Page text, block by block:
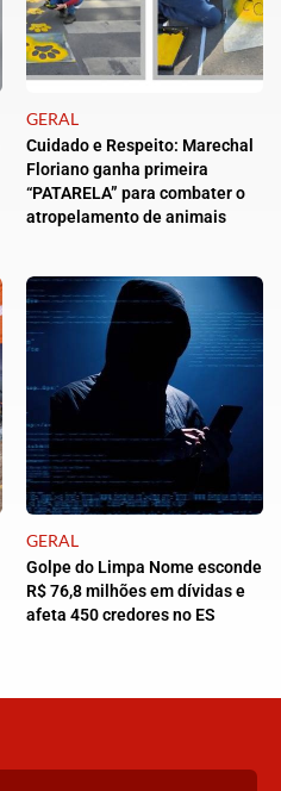
GERAL
Cuidado e Respeito: Marechal
Floriano ganha primeira
“PATARELA” para combater o
atropelamento de animais
GERAL
Golpe do Limpa Nome esconde
R$ 76,8 milhões em dívidas e
afeta 450 credores no ES